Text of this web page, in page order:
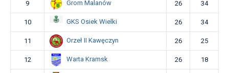
9 Grom Malanów 26 34
10 GKS Osiek Wielki 26 34
11 Orzeł II Kawęczyn 26 25
12 Warta Kramsk 26 18